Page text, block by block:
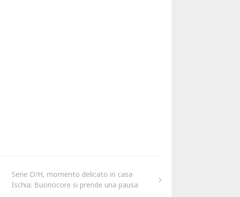
Serie D/H, momento delicato in casa
Ischia: Buonocore si prende una pausa